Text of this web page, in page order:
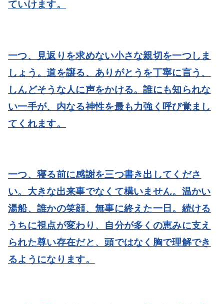
ていけます。
一つ、見返りを求めない小さな親切を一つしま
しょう。道を譲る、ありがとうを丁寧に言う、
しんどそうな人に声をかける。誰にも知られな
い一手が、内なる神性を最も力強く呼び覚まし
てくれます。
一つ、寝る前に感謝を三つ書き出してくださ
い。 大きな出来事でなくて構いません。温かい
湯船、誰かの笑顔、無事に終えた一日。続ける
うちに視点が変わり、自分が多くの恵みに支え
られた尊い存在だと、頭ではなく胸で理解でき
るようになります。